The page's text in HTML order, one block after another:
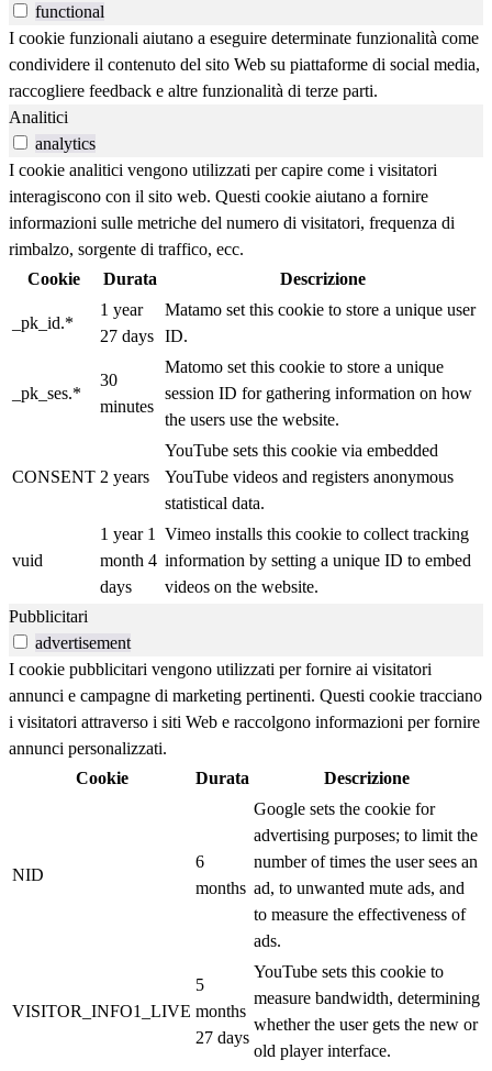
functional
I cookie funzionali aiutano a eseguire determinate funzionalità come
condividere il contenuto del sito Web su piattaforme di social media,
raccogliere feedback e altre funzionalità di terze parti.
Analitici
analytics
I cookie analitici vengono utilizzati per capire come i visitatori
interagiscono con il sito web. Questi cookie aiutano a fornire
informazioni sulle metriche del numero di visitatori, frequenza di
rimbalzo, sorgente di traffico, ecc.
Cookie
Durata Descrizione
_pk_id.*
1 year
27 days
Matamo set this cookie to store a unique user
ID.
_pk_ses.*
30
minutes
Matomo set this cookie to store a unique
session ID for gathering information on how
the users use the website.
CONSENT 2 years
YouTube sets this cookie via embedded
YouTube videos and registers anonymous
statistical data.
vuid
1 year 1
month 4
days
Vimeo installs this cookie to collect tracking
information by setting a unique ID to embed
videos on the website.
Pubblicitari
advertisement
I cookie pubblicitari vengono utilizzati per fornire ai visitatori
annunci e campagne di marketing pertinenti. Questi cookie tracciano
i visitatori attraverso i siti Web e raccolgono informazioni per fornire
annunci personalizzati.
Cookie
Durata Descrizione
NID
6
months
Google sets the cookie for
advertising purposes; to limit the
number of times the user sees an
ad, to unwanted mute ads, and
to measure the effectiveness of
ads.
VISITOR_INFO1_LIVE
5
months
27 days
YouTube sets this cookie to
measure bandwidth, determining
whether the user gets the new or
old player interface.